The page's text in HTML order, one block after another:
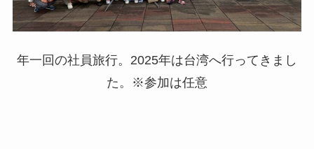
年一回の社員旅行。2025年は台湾へ行ってきまし
た。※参加は任意